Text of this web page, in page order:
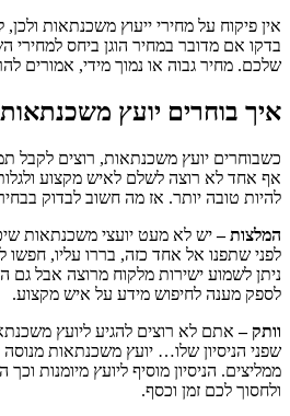
אין פיקוח על מחירי ייעוץ משכנתאות
בדקו אם מדובר במחיר הוגן ביחס למחירי
שלכם. מחיר גבוה או נמוך מידי, אמורים
איך בוחרים יועץ
כשבוחרים יועץ משכנתאות, רוצים לקבל
אף אחד לא רוצה לשלם לאיש מקצוע
להיות טובה יותר. אז מה חשוב לבדוק
המלצות –יש לא מעט יועצי משכנתאות
לפני שתפנו אל אחד כזה, בררו עליו,
ניתן לשמוע ישירות מלקוח מרוצה אבל גם
לספק מענה לחיפוש מידע על איש מקצוע.
וותק –אתם לא רוצים להגיע ליועץ
שפני הניסיון שלו… יועץ משכנתאות
ממליצים. הניסיון מוסיף ליועץ מיומנות
ולחסוך לכם זמן וכסף.